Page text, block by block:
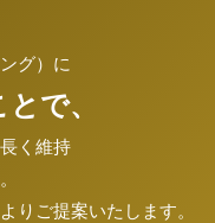
グ）に
で、
く維持
りご提案いたします。